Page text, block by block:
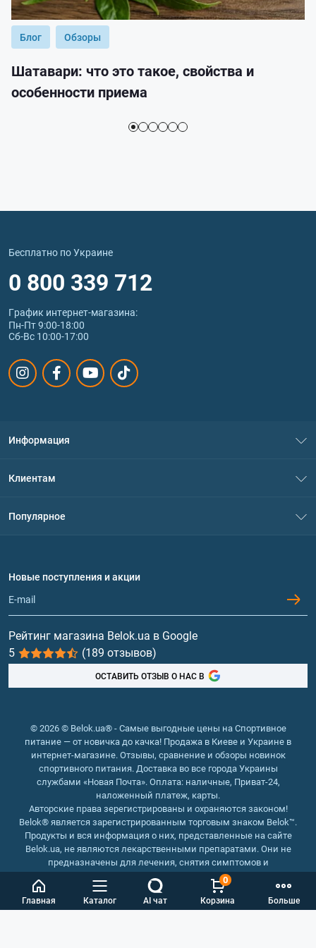
Главная Каталог AI чат Корзина
0
Больше
Блог Обзоры
Шатавари: что это такое, свойства и
особенности приема
Бесплатно по Украине
0 800 339 712
График интернет‑магазина:
Пн-Пт 9:00-18:00
Сб-Вс 10:00-17:00
Информация
Политика конфиденциальности
Обмен и возврат
Клиентам
Популярное
Протеин
Гейнеры
Витамины и минералы
Рыбий жир, жирные кислоты
Новые поступления и акции
Рейтинг магазина Belok.ua в Google
5
(189 отзывов)
ОСТАВИТЬ ОТЗЫВ О НАС В
© 2026 © Belok.ua® - Самые выгодные цены на Спортивное
питание — от новичка до качка! Продажа в Киеве и Украине в
интернет-магазине. Отзывы, сравнение и обзоры новинок
спортивного питания. Доставка во все города Украины
службами «Новая Почта». Оплата: наличные, Приват-24,
наложенный платеж, карты.
Авторские права зерегистрированы и охраняются законом!
Belok® является зарегистрированным торговым знаком Belok™.
Продукты и вся информация о них, представленные на сайте
Belok.ua, не являются лекарственными препаратами. Они не
предназначены для лечения, снятия симптомов и
предотвращения болезней.
Интернет магазин Belok.ua
››Интернет магазин спортивного
питания